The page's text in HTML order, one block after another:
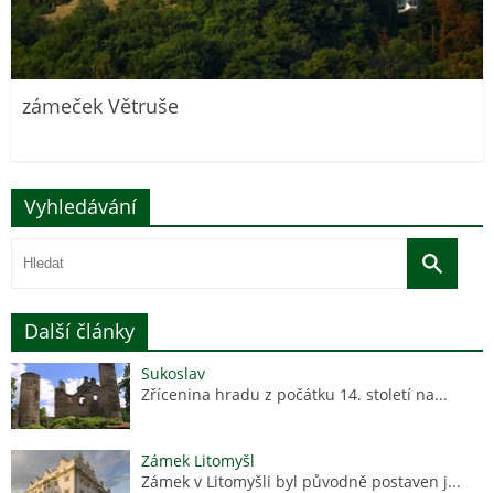
zámeček Větruše
Vyhledávání
Další články
Sukoslav
Zřícenina hradu z počátku 14. století na...
Zámek Litomyšl
Zámek v Litomyšli byl původně postaven j...